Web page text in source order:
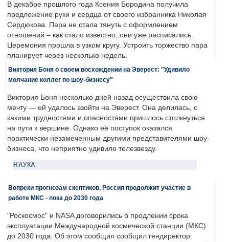
В декабре прошлого года Ксения Бородина получила
предложение руки и сердца от своего избранника Николая
Сердюкова. Пара не стала тянуть с оформлением
отношений – как стало известно, они уже расписались.
Церемония прошла в узком кругу. Устроить торжество пара
планирует через несколько недель.
Виктория Боня о своем восхождении на Эверест: "Удивило
молчание коллег по шоу-бизнесу"
Виктория Боня несколько дней назад осуществила свою
мечту — ей удалось взойти на Эверест. Она делилась, с
какими трудностями и опасностями пришлось столкнуться
на пути к вершине. Однако её поступок оказался
практически незамеченным другими представителями шоу-
бизнеса, что неприятно удивило телезвезду.
НАУКА
Вопреки прогнозам скептиков, Россия продолжит участие в
работе МКС - пока до 2030 года
"Роскосмос" и NASA договорились о продлении срока
эксплуатации Международной космической станции (МКС)
до 2030 года. Об этом сообщил сообщил гендиректор